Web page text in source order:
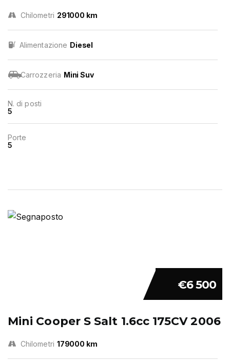
Chilometri 291000 km
Alimentazione Diesel
Carrozzeria Mini Suv
N. di posti
5
Porte
5
€6 500
Mini Cooper S Salt 1.6cc 175CV 2006
Chilometri 179000 km